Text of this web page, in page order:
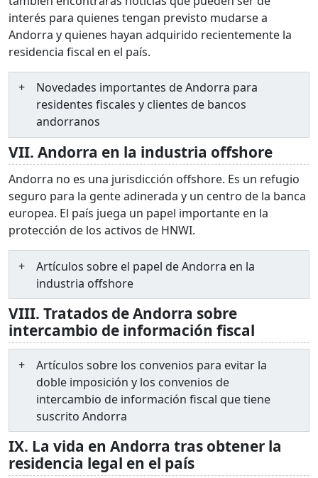
interés para quienes tengan previsto mudarse a
Andorra y quienes hayan adquirido recientemente la
residencia fiscal en el país.
Novedades importantes de Andorra para
residentes fiscales y clientes de bancos
andorranos
VII. Andorra en la industria offshore
Andorra no es una jurisdicción offshore. Es un refugio
seguro para la gente adinerada y un centro de la banca
europea. El país juega un papel importante en la
protección de los activos de HNWI.
Artículos sobre el papel de Andorra en la
industria offshore
VIII. Tratados de Andorra sobre
intercambio de información fiscal
Artículos sobre los convenios para evitar la
doble imposición y los convenios de
intercambio de información fiscal que tiene
suscrito Andorra
IX. La vida en Andorra tras obtener la
residencia legal en el país